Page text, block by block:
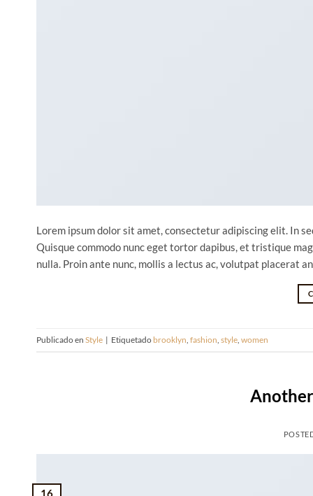
Lorem ipsum dolor sit amet, consectetur adipiscing elit. In
Quisque commodo nunc eget tortor dapibus, et tristique
nulla. Proin ante nunc, mollis a lectus ac, volutpat placerat
Publicado en Style | Etiquetado brooklyn fashion style women
16